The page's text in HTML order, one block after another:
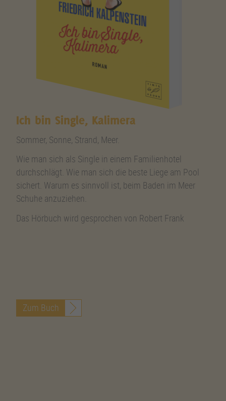
Ich bin Single, Kalimera
Sommer, Sonne, Strand, Meer.
Wie man sich als Single in einem Familienhotel
durchschlägt. Wie man sich die beste Liege am Pool
sichert. Warum es sinnvoll ist, beim Baden im Meer
Schuhe anzuziehen.
Das Hörbuch wird gesprochen von Robert Frank
Zum Buch